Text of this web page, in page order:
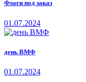
Флаги под заказ
01.07.2024
день ВМФ
01.07.2024